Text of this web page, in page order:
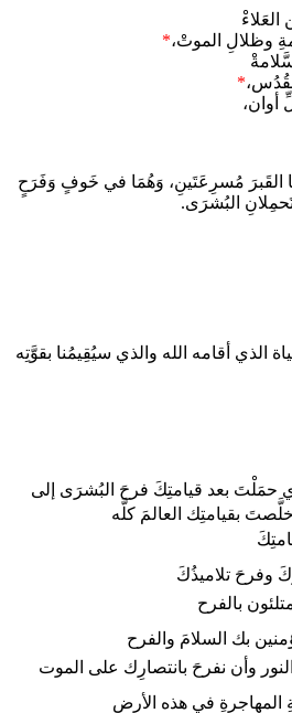
العَلاءْ
وظلالِ الموتْ،*
*
أوان،
القَبرَ مُسرِعَتَينِ، وَهُمَا في خَوفٍ وَفَرَحٍ
تَحمِلانِ البُشرَى.
الذي أقامه الله والذي سيُقِيمُنا بقوَّتِه
حمَلْتَ بعد قيامتِكَ فرحَ البُشرَى إلى
بقيامتِك العالمَ كلَّه
تلاميذُكَ
بالفرح
بك السلامَ والفرح
وأن نفرحَ بانتصارِك على الموت
المهاجرةِ في هذه الأرض